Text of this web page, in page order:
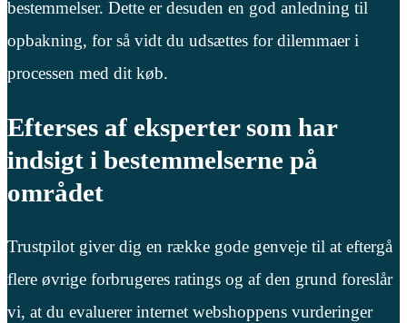
bestemmelser. Dette er desuden en god anledning til
opbakning, for så vidt du udsættes for dilemmaer i
processen med dit køb.
Efterses af eksperter som har
indsigt i bestemmelserne på
området
Trustpilot giver dig en række gode genveje til at eftergå
flere øvrige forbrugeres ratings og af den grund foreslår
vi, at du evaluerer internet webshoppens vurderinger